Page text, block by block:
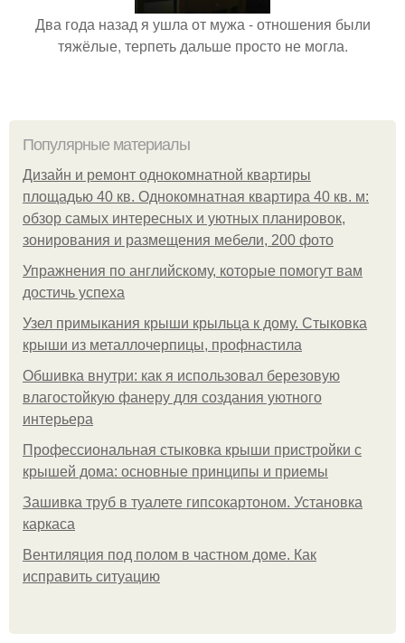
Два года назад я ушла от мужа - отношения были
тяжёлые, терпеть дальше просто не могла.
Популярные материалы
Дизайн и ремонт однокомнатной квартиры
площадью 40 кв. Однокомнатная квартира 40 кв. м:
обзор самых интересных и уютных планировок,
зонирования и размещения мебели, 200 фото
Упражнения по английскому, которые помогут вам
достичь успеха
Узел примыкания крыши крыльца к дому. Стыковка
крыши из металлочерпицы, профнастила
Обшивка внутри: как я использовал березовую
влагостойкую фанеру для создания уютного
интерьера
Профессиональная стыковка крыши пристройки с
крышей дома: основные принципы и приемы
Зашивка труб в туалете гипсокартоном. Установка
каркаса
Вентиляция под полом в частном доме. Как
исправить ситуацию